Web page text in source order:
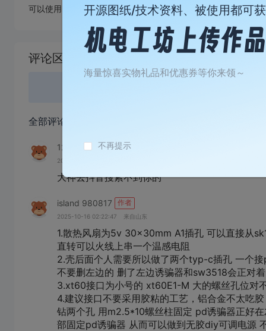
可以使用，背后的开口可能有一点点不准确，不过相差不多，不
失
评论区
全部评论
123456zY960i
2026-04-07 05:16:35
大神去抖音搜索不到你的
island 980817 作者
2025-10-16 02:22:47 来自山东
1.散热风扇为5v 30x30mm A1插孔 可以直接从
直转可以火线上串一个温感电阻
2.壳后面个人需要所以做了两个typ-c插孔 一个
不要删左边的 删了左边诱骗器和sw3518会正对
3.xt60接口为小号的 xt60E1-M 大的螺丝孔位对
4.建议接口不要采用胶粘的工艺，铝合金不太吃
钻两个孔 用m2.5*10螺丝柱固定 pd诱骗器正好
部固定pd诱骗器 从而可以做到无胶diy可调电源
开源图纸/技术资料、被使用都可
海量惊喜实物礼品和优惠券等你来领～
不再提示